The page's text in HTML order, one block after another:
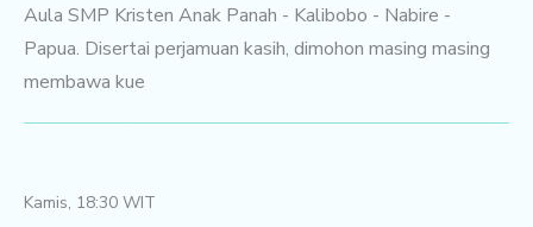
Aula SMP Kristen Anak Panah - Kalibobo - Nabire -
Papua. Disertai perjamuan kasih, dimohon masing masing
membawa kue
Kamis, 18:30 WIT